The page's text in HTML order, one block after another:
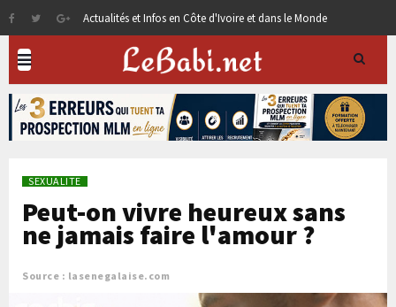
Actualités et Infos en Côte d'Ivoire et dans le Monde
SEXUALITE
Peut-on vivre heureux sans
ne jamais faire l'amour ?
Source : lasenegalaise.com